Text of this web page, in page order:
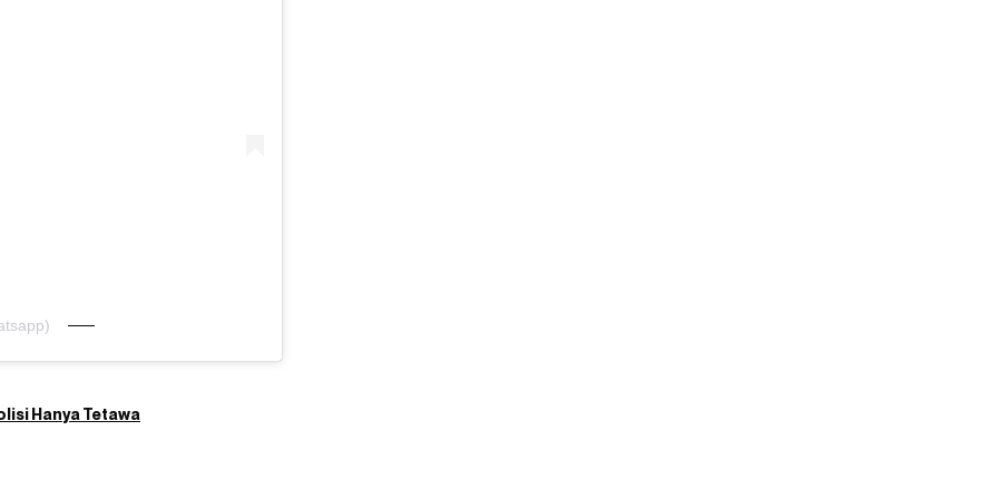
Hanya Tetawa